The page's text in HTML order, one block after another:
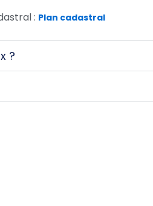
: Plan cadastral
?